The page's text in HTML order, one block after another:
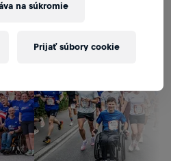
na súkromie
Prijať súbory cookie